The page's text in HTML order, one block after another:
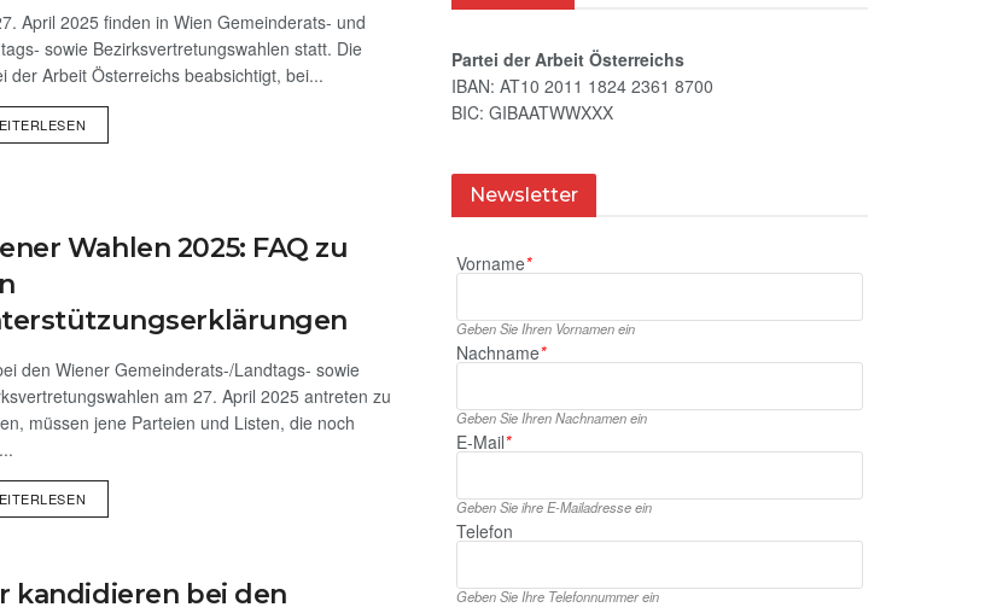
April 2025 finden in Wien Gemeinderats- und
sowie Bezirksvertretungswahlen statt. Die
der Arbeit Österreichs beabsichtigt, bei...
Wahlen 2025: FAQ zu
den Wiener Gemeinderats-/Landtags- sowie
am 27. April 2025 antreten zu
müssen jene Parteien und Listen, die noch
kandidieren bei den
Partei der Arbeit Österreichs
IBAN: AT10 2011 1824 2361 8700
BIC: GIBAATWWXXX
Newsletter
Vorname*
Geben Sie Ihren Vornamen ein
Nachname*
Geben Sie Ihren Nachnamen ein
E‑Mail*
Geben Sie ihre E‑Mailadresse ein
Telefon
Geben Sie Ihre Telefonnummer ein